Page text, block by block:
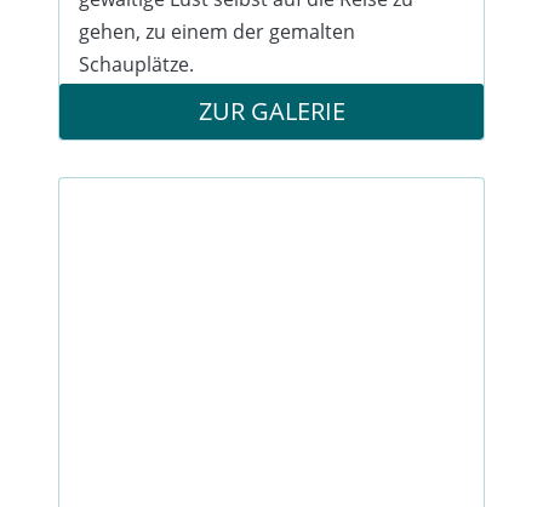
gehen, zu einem der gemalten
Schauplätze.
ZUR GALERIE